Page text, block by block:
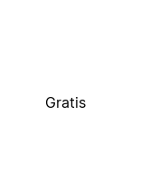
Gratis